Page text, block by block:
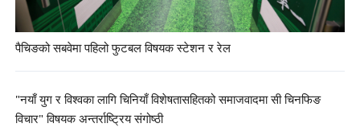
पैचिङको सबवेमा पहिलो फुटबल विषयक स्टेशन र रेल
"नयाँ युग र विश्वका लागि चिनियाँ विशेषतासहितको समाजवादमा सी चिनफिङ
विचार" विषयक अन्तर्राष्ट्रिय संगोष्ठी